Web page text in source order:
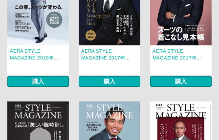
AERA STYLE
MAGAZINE 2018年...
購入
AERA STYLE
MAGAZINE 2017年...
購入
AERA STYLE
MAGAZINE 2017年...
購入